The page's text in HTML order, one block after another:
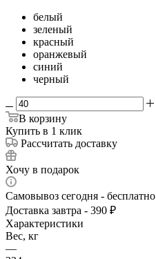
белый
зеленый
красный
оранжевый
синий
черный
В корзину
Купить в 1 клик
Рассчитать доставку
Хочу в подарок
Самовывоз сегодня - бесплатно
Доставка завтра - 390 ₽
Характеристики
Вес, кг
—